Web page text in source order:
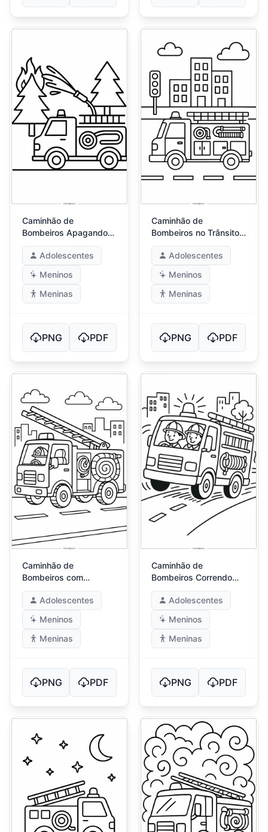
Caminhão de
Bombeiros Apagando
Incêndio Florestal
Adolescentes
Meninos
Meninas
PNG PDF
Caminhão de
Bombeiros no Trânsito
da Cidade
Adolescentes
Meninos
Meninas
PNG PDF
Caminhão de
Bombeiros com
Detalhes Realistas do
Mangueiras
Adolescentes
Meninos
Meninas
PNG PDF
Caminhão de
Bombeiros Correndo
para Emergência
Adolescentes
Meninos
Meninas
PNG PDF